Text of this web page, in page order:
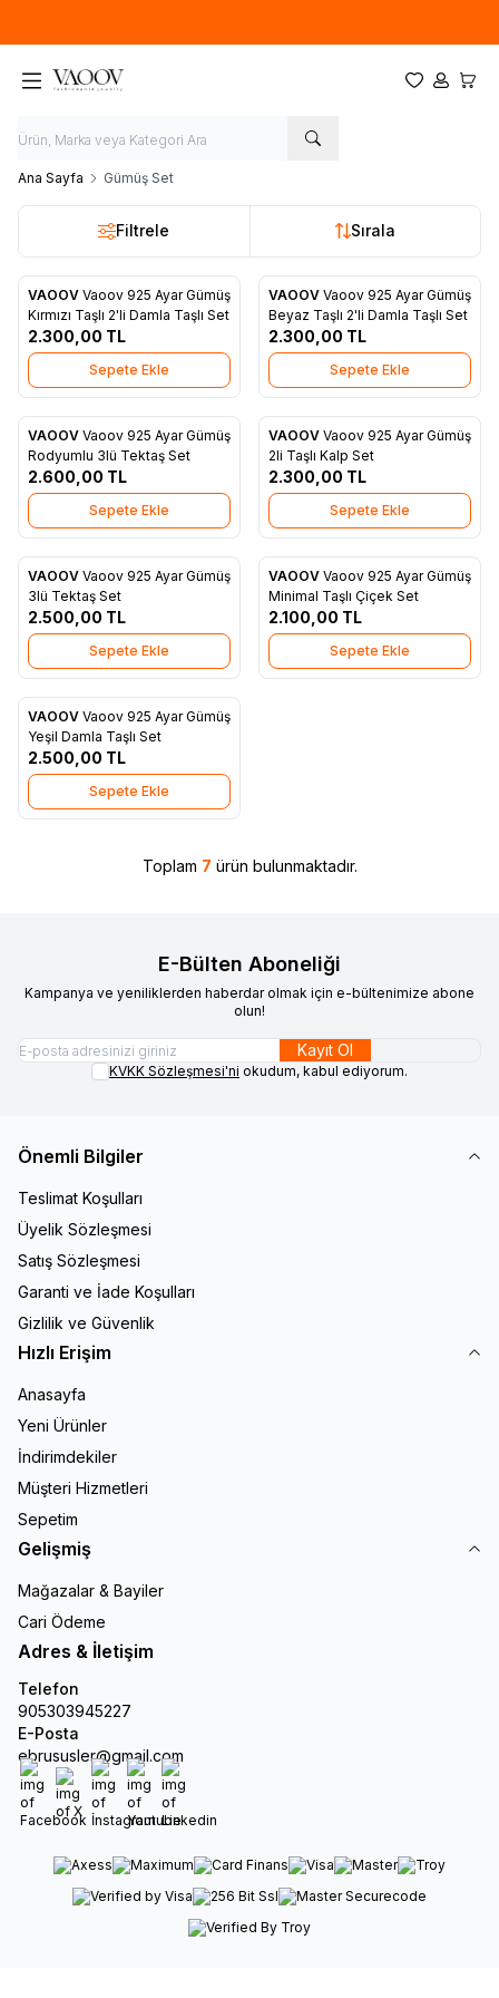
Favorilerim
Hesabım
Ana Sayfa Gümüş Set
Filtrele Sırala
Yeni
Favorilere Ekle
VAOOV Vaoov 925 Ayar Gümüş
Kırmızı Taşlı 2'li Damla Taşlı Set
2.300,00 TL
Sepete Ekle
Yeni
Favorilere Ekle
VAOOV Vaoov 925 Ayar Gümüş
Beyaz Taşlı 2'li Damla Taşlı Set
2.300,00 TL
Sepete Ekle
Yeni
Favorilere Ekle
VAOOV Vaoov 925 Ayar Gümüş
Rodyumlu 3lü Tektaş Set
2.600,00 TL
Sepete Ekle
Yeni
Favorilere Ekle
VAOOV Vaoov 925 Ayar Gümüş
2li Taşlı Kalp Set
2.300,00 TL
Sepete Ekle
Yeni
Favorilere Ekle
VAOOV Vaoov 925 Ayar Gümüş
3lü Tektaş Set
2.500,00 TL
Sepete Ekle
Yeni
Favorilere Ekle
VAOOV Vaoov 925 Ayar Gümüş
Minimal Taşlı Çiçek Set
2.100,00 TL
Sepete Ekle
Favorilere Ekle
VAOOV Vaoov 925 Ayar Gümüş
Yeşil Damla Taşlı Set
2.500,00 TL
Sepete Ekle
Toplam 7 ürün bulunmaktadır.
E-Bülten Aboneliği
Kampanya ve yeniliklerden haberdar olmak için e-bültenimize abone
olun!
Kayıt Ol
KVKK Sözleşmesi'ni okudum, kabul ediyorum.
Önemli Bilgiler
Teslimat Koşulları
Üyelik Sözleşmesi
Satış Sözleşmesi
Garanti ve İade Koşulları
Gizlilik ve Güvenlik
Hızlı Erişim
Anasayfa
Yeni Ürünler
İndirimdekiler
Müşteri Hizmetleri
Sepetim
Gelişmiş
Mağazalar & Bayiler
Cari Ödeme
Adres & İletişim
Telefon
905303945227
E-Posta
ebrususler@gmail.com
Facebook
X İnstagram
Youtube